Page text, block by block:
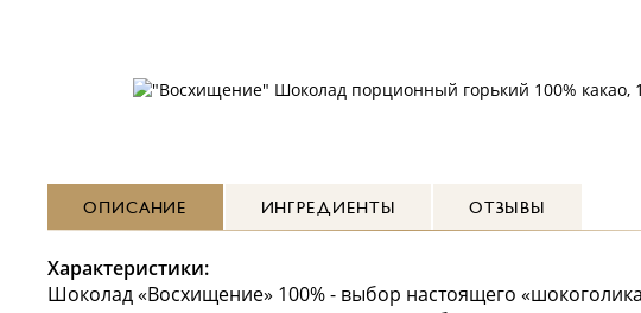
ОПИСАНИЕ ИНГРЕДИЕНТЫ ОТЗЫВЫ
Характеристики:
Шоколад «Восхищение» 100% - выбор настоящего